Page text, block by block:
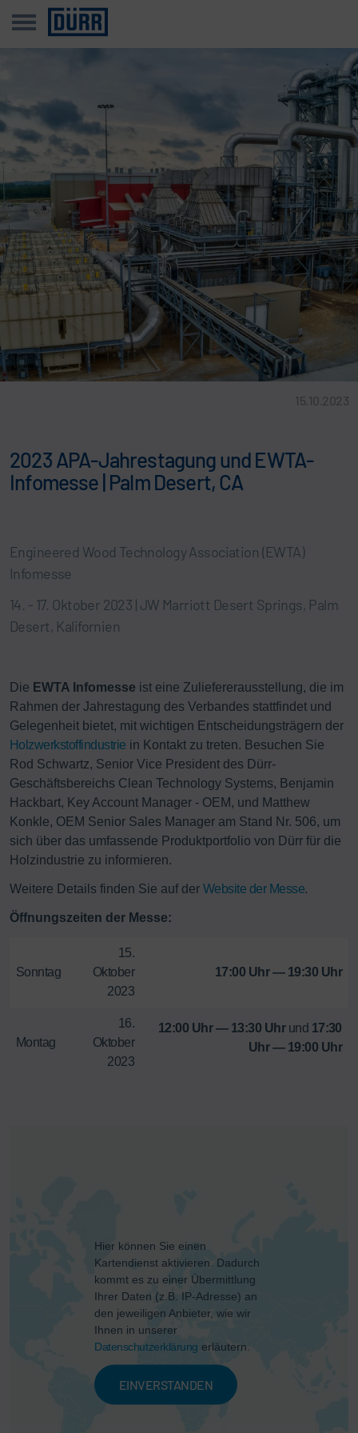
15.10.2023
2023 APA-Jahrestagung und EWTA-
Infomesse | Palm Desert, CA
Engineered Wood Technology Association (EWTA)
Infomesse
14. - 17. Oktober 2023 | JW Marriott Desert Springs, Palm
Desert, Kalifornien
Die EWTA Infomesse ist eine Zuliefererausstellung, die im
Rahmen der Jahrestagung des Verbandes stattfindet und
Gelegenheit bietet, mit wichtigen Entscheidungsträgern der
Holzwerkstoffindustrie in Kontakt zu treten. Besuchen Sie
Rod Schwartz, Senior Vice President des Dürr-
Geschäftsbereichs Clean Technology Systems, Benjamin
Hackbart, Key Account Manager - OEM, und Matthew
Konkle, OEM Senior Sales Manager am Stand Nr. 506, um
sich über das umfassende Produktportfolio von Dürr für die
Holzindustrie zu informieren.
Weitere Details finden Sie auf der Website der Messe.
Öffnungszeiten der Messe:
Sonntag
15.
Oktober
2023
17:00 Uhr — 19:30 Uhr
Montag
16.
Oktober
2023
12:00 Uhr — 13:30 Uhrund 17:30
Uhr — 19:00 Uhr
Hier können Sie einen
Kartendienst aktivieren. Dadurch
kommt es zu einer Übermittlung
Ihrer Daten (z.B. IP-Adresse) an
den jeweiligen Anbieter, wie wir
Ihnen in unserer
Datenschutzerklärung erläutern.
EINVERSTANDEN